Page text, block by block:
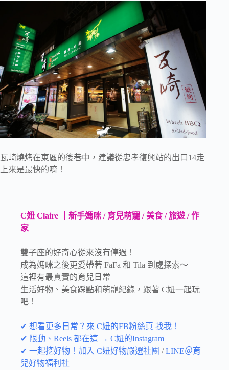
瓦崎燒烤在東區的後巷中，建議從忠孝復興站的出口14走
上來是最快的唷！
C妞 Claire ｜新手媽咪 / 育兒萌寵 / 美食 / 旅遊 / 作
家
雙子座的好奇心從來沒有停過！
成為媽咪之後更愛帶著 FaFa 和 Tila 到處探索～
這裡有最真實的育兒日常
生活好物、美食踩點和萌寵紀錄，跟著 C妞一起玩
吧！
✔ 想看更多日常？來 C妞的FB粉絲頁 找我！
✔ 限動、Reels 都在這 → C妞的Instagram
✔ 一起挖好物！加入 C妞好物嚴選社團 /LINE＠育
兒好物福利社